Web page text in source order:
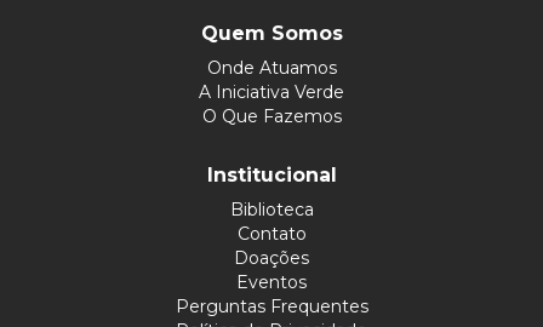
Quem Somos
Onde Atuamos
A Iniciativa Verde
O Que Fazemos
Institucional
Biblioteca
Contato
Doações
Eventos
Perguntas Frequentes